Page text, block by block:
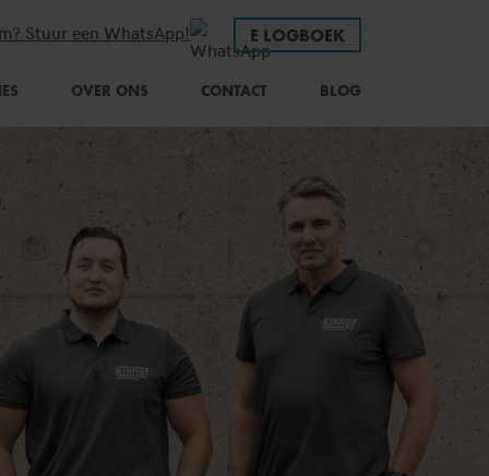
Stuur een WhatsApp! E LOGBOEK
OVER ONS CONTACT BLOG